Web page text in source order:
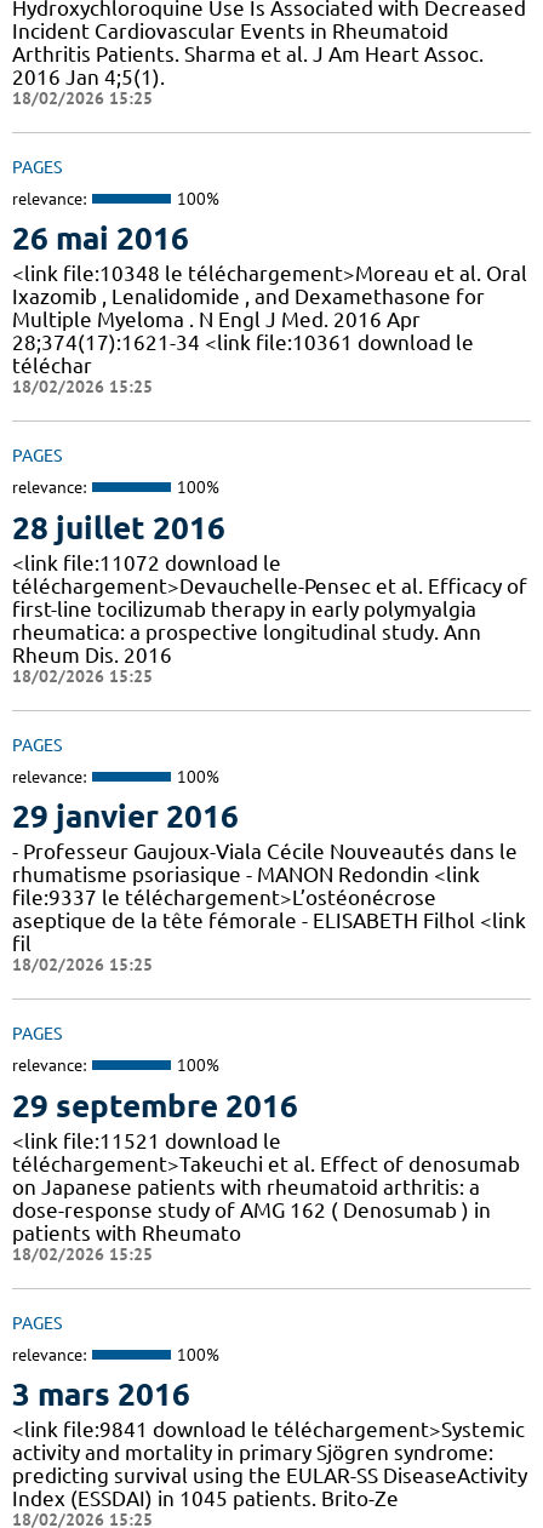
Hydroxychloroquine Use Is Associated with Decreased
Incident Cardiovascular Events in Rheumatoid
Arthritis Patients. Sharma et al. J Am Heart Assoc.
2016 Jan 4;5(1).
18/02/2026 15:25
PAGES
relevance: 100%
26 mai 2016
<link file:10348 le téléchargement>Moreau et al. Oral
Ixazomib , Lenalidomide , and Dexamethasone for
Multiple Myeloma . N Engl J Med. 2016 Apr
28;374(17):1621-34 <link file:10361 download le
téléchar
18/02/2026 15:25
PAGES
relevance: 100%
28 juillet 2016
<link file:11072 download le
téléchargement>Devauchelle-Pensec et al. Efficacy of
first-line tocilizumab therapy in early polymyalgia
rheumatica: a prospective longitudinal study. Ann
Rheum Dis. 2016
18/02/2026 15:25
PAGES
relevance: 100%
29 janvier 2016
- Professeur Gaujoux-Viala Cécile Nouveautés dans le
rhumatisme psoriasique - MANON Redondin <link
file:9337 le téléchargement>L’ostéonécrose
aseptique de la tête fémorale - ELISABETH Filhol <link
fil
18/02/2026 15:25
PAGES
relevance: 100%
29 septembre 2016
<link file:11521 download le
téléchargement>Takeuchi et al. Effect of denosumab
on Japanese patients with rheumatoid arthritis: a
dose-response study of AMG 162 ( Denosumab ) in
patients with Rheumato
18/02/2026 15:25
PAGES
relevance: 100%
3 mars 2016
<link file:9841 download le téléchargement>Systemic
activity and mortality in primary Sjögren syndrome:
predicting survival using the EULAR-SS DiseaseActivity
Index (ESSDAI) in 1045 patients. Brito-Ze
18/02/2026 15:25